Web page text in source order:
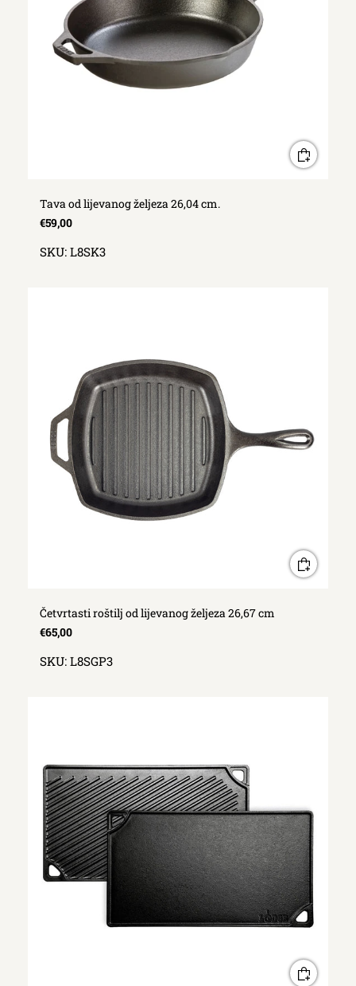
Tava od lijevanog željeza 26,04 cm.
€59,00
SKU: L8SK3
Četvrtasti roštilj od lijevanog željeza 26,67 cm
€65,00
SKU: L8SGP3